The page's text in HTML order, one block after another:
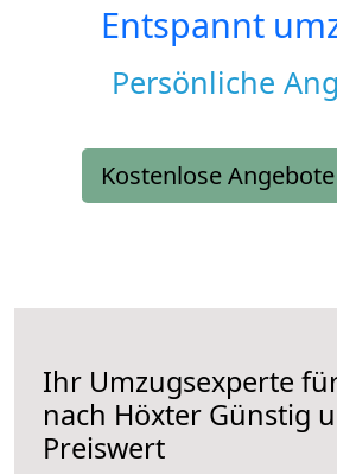
Entspannt
Persönliche
Kostenlose
Ihr Umzugsexperte
nach Höxter Günstig
Preiswert